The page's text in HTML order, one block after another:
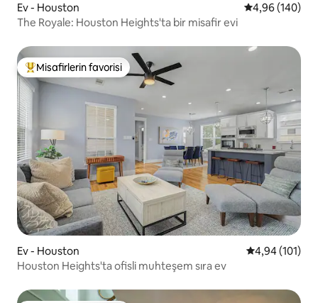
Ev - Houston 5 üzerinden
4,96 (140)
The Royale: Houston Heights'ta bir misafir evi
Misafirlerin favorilerinden en beğenilenler arasında
Misafirlerin favorisi
Ev - Houston 5 üzerinden
4,94 (101)
Houston Heights'ta ofisli muhteşem sıra ev